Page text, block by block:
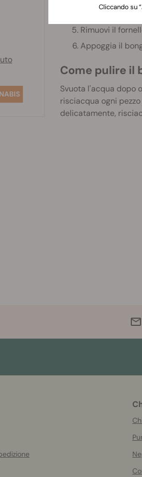
Accendi il
Rimuovi il
Appoggia il
Come pulire il
Svuota l'acqua dopo
risciacqua ogni
delicatamente,
Cliccando su